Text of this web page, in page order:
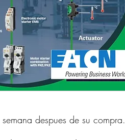
despues de su compra.